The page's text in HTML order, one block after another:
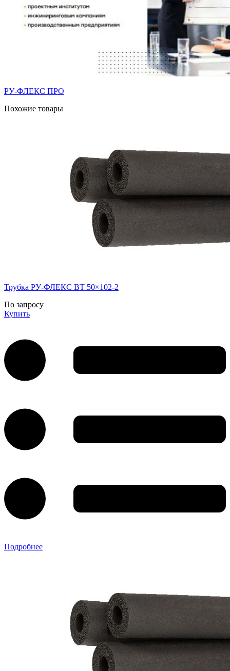
РУ-ФЛЕКС ПРО
Похожие товары
Трубка РУ-ФЛЕКС ВТ 50×102-2
По запросу
Купить
Подробнее